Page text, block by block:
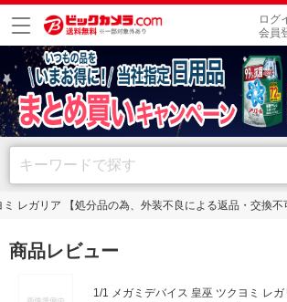
ログ
会員
ミ レガリア 【処分品の為、外装不良による返品・交換
商品レビュー
1/1 メガミデバイス 皇巫 ツクヨミ レ